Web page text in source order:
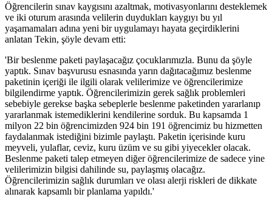
Öğrencilerin sınav kaygısını azaltmak, motivasyonlarını desteklemek
ve iki oturum arasında velilerin duydukları kaygıyı bu yıl
yaşamamaları adına yeni bir uygulamayı hayata geçirdiklerini
anlatan Tekin, şöyle devam etti:
'Bir beslenme paketi paylaşacağız çocuklarımızla. Bunu da şöyle
yaptık. Sınav başvurusu esnasında yarın dağıtacağımız beslenme
paketinin içeriği ile ilgili olarak velilerimize ve öğrencilerimize
bilgilendirme yaptık. Öğrencilerimizin gerek sağlık problemleri
sebebiyle gerekse başka sebeplerle beslenme paketinden yararlanıp
yararlanmak istemediklerini kendilerine sorduk. Bu kapsamda 1
milyon 22 bin öğrencimizden 924 bin 191 öğrencimiz bu hizmetten
faydalanmak istediğini bizimle paylaştı. Paketin içerisinde kuru
meyveli, yulaflar, ceviz, kuru üzüm ve su gibi yiyecekler olacak.
Beslenme paketi talep etmeyen diğer öğrencilerimize de sadece yine
velilerimizin bilgisi dahilinde su, paylaşmış olacağız.
Öğrencilerimizin sağlık durumları ve olası alerji riskleri de dikkate
alınarak kapsamlı bir planlama yapıldı.'